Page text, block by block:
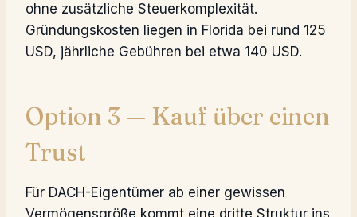
ohne zusätzliche Steuerkomplexität.
Gründungskosten liegen in Florida bei rund 125
USD, jährliche Gebühren bei etwa 140 USD.
Option 3 — Kauf über einen
Trust
Für DACH-Eigentümer ab einer gewissen